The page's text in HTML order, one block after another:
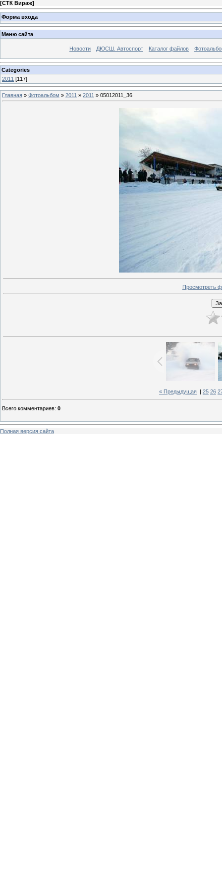
[СТК Вираж]
Форма входа
Меню сайта
Новости ДЮСШ. Автоспорт Каталог файлов
Categories
2011 [117]
Главная » Фотоальбом » 2011 » 2011 » 05012011_36
Просмотреть
« Предыдущая 25 26
Всего комментариев: 0
Полная версия сайта